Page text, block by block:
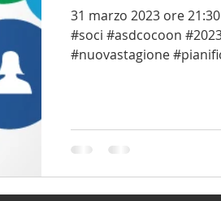
31 marzo 2023 ore
#soci #asdcocoon
#nuovastagione